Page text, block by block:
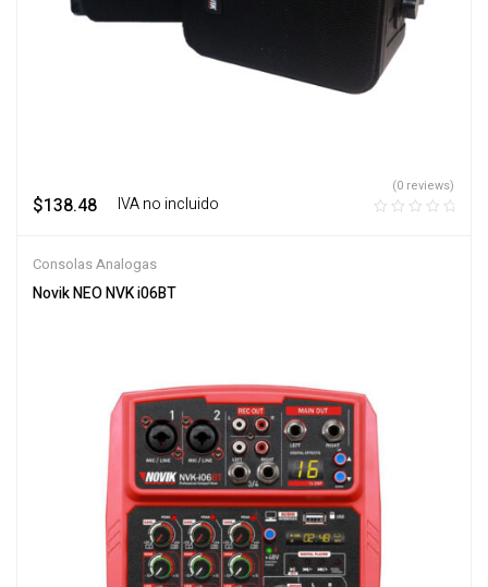
$138.48 ‎ ‎ ‎ IVA no incluido
(0 reviews)
Consolas Analogas
Novik NEO NVK i06BT